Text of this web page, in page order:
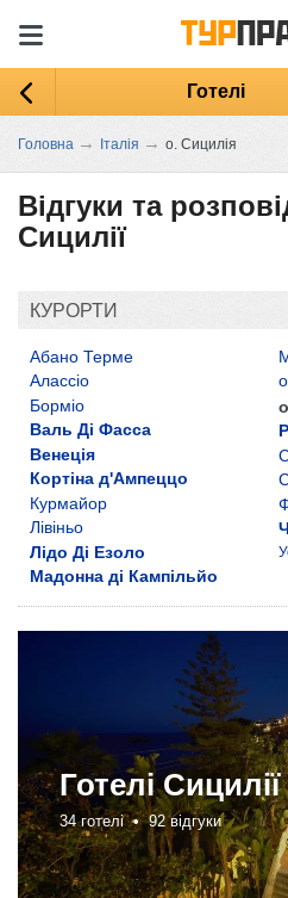
Готелі
Головна → Італія → о. Сицилія
Відгуки та
Сицилії
КУРОРТИ
Абано Терме
Алассіо
Борміо
Валь Ді Фасса
Венеція
Кортіна д'Ампеццо
Курмайор
Лівіньо
Лідо Ді Езоло
Мадонна ді Кампільйо
Готелі
34 готелі •92 відгуки